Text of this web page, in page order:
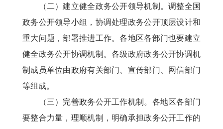
（二）建立健全政务公开领导机制。调整全国
政务公开领导小组，协调处理政务公开顶层设计和
重大问题，部署推进工作。各地区各部门也要建立
健全政务公开协调机制。各级政府政务公开协调机
制成员单位由政府有关部门、宣传部门、网信部门
等组成。
（三）完善政务公开工作机制。各地区各部门
要整合力量，理顺机制，明确承担政务公开工作的